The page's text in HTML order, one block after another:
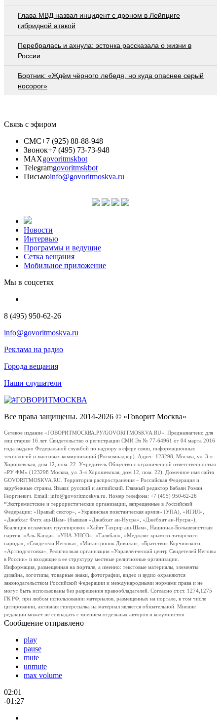
Глава МВД назвал инцидент с дроном в Лейпциге
гибридной атакой
Перебралась и ахнула: эстонка рассказала о жизни в
России
Бортник: «Ждём чёрного лебедя, но куда опаснее серый
носорог»
Связь с эфиром
СМС+7 (925) 88-88-948
Звонок+7 (495) 73-73-948
MAXgovoritmskbot
Telegramgovoritmskbot
Письмоinfo@govoritmoskva.ru
Новости
Интервью
Программы и ведущие
Сетка вещания
Мобильное приложение
Мы в соцсетях
8 (495) 950-62-26
info@govoritmoskva.ru
Реклама на радио
Города вещания
Наши слушатели
Все права защищены. 2014-2026 © «Говорит Москва»
Сетевое издание «ГОВОРИТМОСКВА.РУ/GOVORITMOSKVA.RU». Предназначено для
лиц старше 16 лет. Свидетельство о регистрации СМИ Эл № 77-64961 от 04 марта 2016
года выдано Федеральной службой по надзору в сфере связи, информационных
технологий и массовых коммуникаций (Роскомнадзор). Адрес: 123298, Москва, ул. 3-я
Хорошевская, дом 12, пом. 22. Учредитель Общество с ограниченной ответственностью
«РУ ФМ» (123298 Москва, ул. 3-я Хорошевская, дом 12, пом. 22). Доменное имя сайта
GOVORITMOSKVA.RU. Территория распространения – Российская Федерация и
зарубежные страны. Языки: русский и английский. Главный редактор Бабаян Роман
Георгиевич. Email: info@govoritmoskva.ru. Номер телефона: +7 (495) 950-62-26
*Экстремистские и террористические организации, запрещенные в Российской
Федерации: «Правый сектор», «Украинская повстанческая армия» (УПА), «ИГИЛ»,
«Джабхат Фатх аш-Шам» (бывшая «Джабхат ан-Нусра», «Джебхат ан-Нусра»),
Коалиция исламских группировок «Хайят Тахрир аш-Шам», Национал-Большевистская
партия, «Аль-Каида», «УНА-УНСО», «Талибан», «Меджлис крымско-татарского
народа», «Свидетели Иеговы», «Мизантропик Дивижн», «Братство» Корчинского,
«Артподготовка», Религиозная организация «Управленческий центр Свидетелей Иеговы
в России» и входящие в ее структуру местные религиозные организации.
Информация, размещенная на портале, а именно: текстовые материалы, элементы
дизайна, логотипы, товарные знаки, фотографии, видео и аудио охраняются
законодательством Российской Федерации и международными нормами права и не
могут быть использованы без разрешения правообладателей. Согласно ст.ст. 1274,1275
ГК РФ, при любом использовании материалов, размещенных на портале, в том числе
цитировании, активная гиперссылка на материал является обязательной. Мнение
редакции может не совпадать с мнением отдельных авторов и колумнистов.
Сообщение отправлено
play
pause
mute
unmute
max volume
02:01
-01:27